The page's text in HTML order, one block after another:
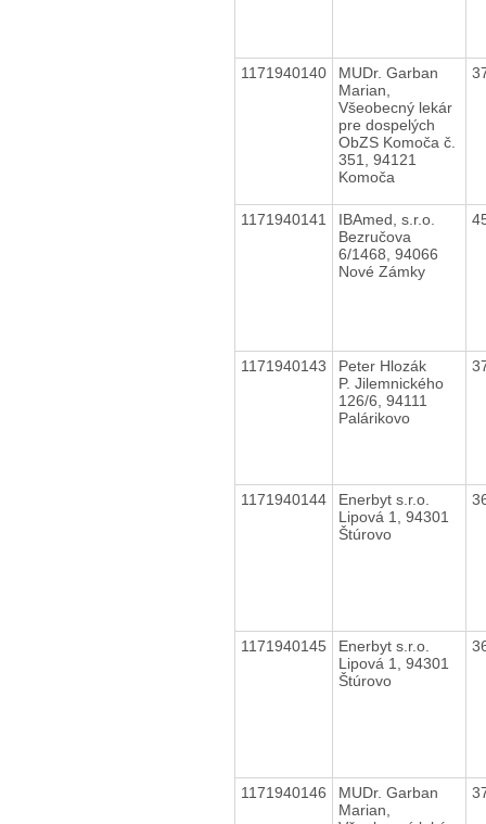
1171940140
MUDr. Garban
Marian,
Všeobecný lekár
pre dospelých
ObZS Komoča č.
351, 94121
Komoča
1171940141
IBAmed, s.r.o.
Bezručova
6/1468, 94066
Nové Zámky
1171940143
Peter Hlozák
P. Jilemnického
126/6, 94111
Palárikovo
1171940144
Enerbyt s.r.o.
Lipová 1, 94301
Štúrovo
1171940145
Enerbyt s.r.o.
Lipová 1, 94301
Štúrovo
1171940146
MUDr. Garban
Marian,